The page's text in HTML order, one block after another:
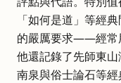
「如何是道」等經
的嚴厲要求——經常
他還記錄了先師東山
南泉與俗士論石等經